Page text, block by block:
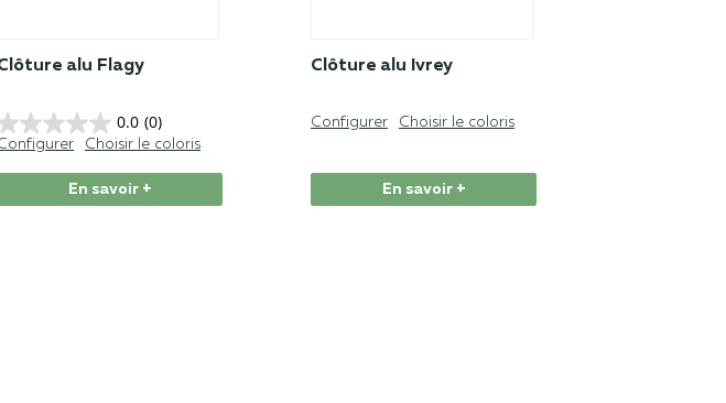
alu Flagy
0.0 (0)
Choisir le coloris
En savoir +
Clôture alu Ivrey
Configurer Choisir le coloris
En savoir +